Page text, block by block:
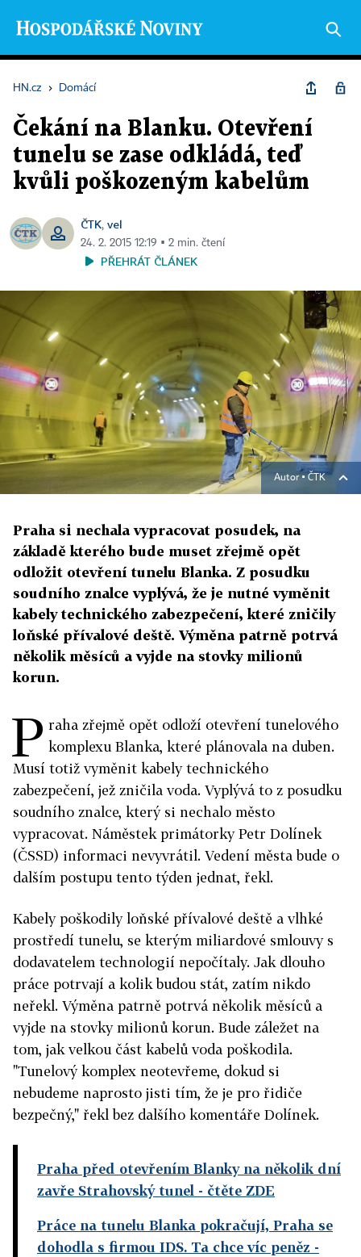
HN.cz › Domácí
Čekání na Blanku. Otevření
tunelu se zase odkládá, teď
kvůli poškozeným kabelům
ČTK, vel
24. 2. 2015 12:19 ▪ 2 min. čtení
PŘEHRÁT ČLÁNEK
Autor ▪ ČTK
Praha si nechala vypracovat posudek, na
základě kterého bude muset zřejmě opět
odložit otevření tunelu Blanka. Z posudku
soudního znalce vyplývá, že je nutné vyměnit
kabely technického zabezpečení, které zničily
loňské přívalové deště. Výměna patrně potrvá
několik měsíců a vyjde na stovky milionů
korun.
P raha zřejmě opět odloží otevření tunelového
komplexu Blanka, které plánovala na duben.
Musí totiž vyměnit kabely technického
zabezpečení, jež zničila voda. Vyplývá to z posudku
soudního znalce, který si nechalo město
vypracovat. Náměstek primátorky Petr Dolínek
(ČSSD) informaci nevyvrátil. Vedení města bude o
dalším postupu tento týden jednat, řekl.
Kabely poškodily loňské přívalové deště a vlhké
prostředí tunelu, se kterým miliardové smlouvy s
dodavatelem technologií nepočítaly. Jak dlouho
práce potrvají a kolik budou stát, zatím nikdo
neřekl. Výměna patrně potrvá několik měsíců a
vyjde na stovky milionů korun. Bude záležet na
tom, jak velkou část kabelů voda poškodila.
"Tunelový komplex neotevřeme, dokud si
nebudeme naprosto jisti tím, že je pro řidiče
bezpečný," řekl bez dalšího komentáře Dolínek.
Praha před otevřením Blanky na několik dní
zavře Strahovský tunel - čtěte ZDE
Práce na tunelu Blanka pokračují, Praha se
dohodla s firmou IDS. Ta chce víc peněz -